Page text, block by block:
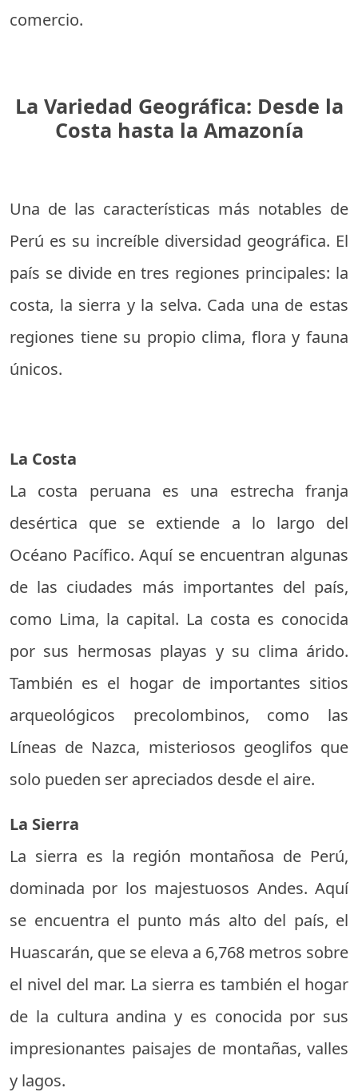
comercio.
La Variedad Geográfica: Desde la
Costa hasta la Amazonía
Una de las características más notables de
Perú es su increíble diversidad geográfica. El
país se divide en tres regiones principales: la
costa, la sierra y la selva. Cada una de estas
regiones tiene su propio clima, flora y fauna
únicos.
La Costa
La costa peruana es una estrecha franja
desértica que se extiende a lo largo del
Océano Pacífico. Aquí se encuentran algunas
de las ciudades más importantes del país,
como Lima, la capital. La costa es conocida
por sus hermosas playas y su clima árido.
También es el hogar de importantes sitios
arqueológicos precolombinos, como las
Líneas de Nazca, misteriosos geoglifos que
solo pueden ser apreciados desde el aire.
La Sierra
La sierra es la región montañosa de Perú,
dominada por los majestuosos Andes. Aquí
se encuentra el punto más alto del país, el
Huascarán, que se eleva a 6,768 metros sobre
el nivel del mar. La sierra es también el hogar
de la cultura andina y es conocida por sus
impresionantes paisajes de montañas, valles
y lagos.